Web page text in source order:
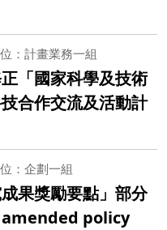
：計畫業務一組
「國家科學及技術
合作交流及活動計
：企劃一組
果獎勵要點」部分
amended policy